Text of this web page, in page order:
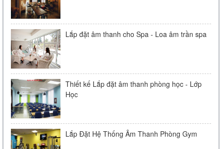
Lắp đặt âm thanh cho Spa - Loa âm trần spa
Thiết kế Lắp đặt âm thanh phòng học - Lớp
Học
Lắp Đặt Hệ Thống Âm Thanh Phòng Gym